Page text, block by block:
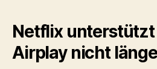
Netflix
Airplay nicht